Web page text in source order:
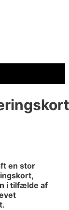
en stor
i tilfælde af